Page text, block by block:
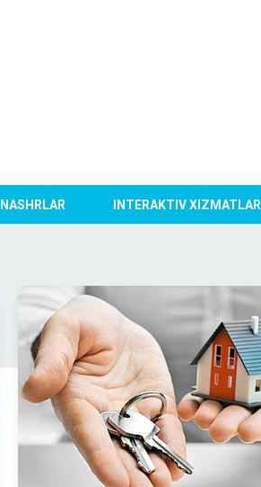
NASHRLAR INTERAKTIV XIZMATLAR